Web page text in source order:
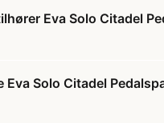
Eva Solo Citadel
Eva Solo Citadel